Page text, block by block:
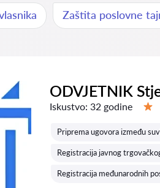
Zaštita poslovne
ODVJETNIK
Iskustvo: 32 godine
Priprema ugovora između
Registracija javnog
Registracija međunarodnih